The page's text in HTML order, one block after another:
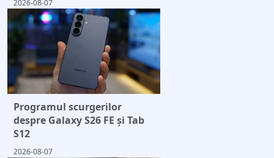
2026-08-07
Programul scurgerilor
despre Galaxy S26 FE și Tab
S12
2026-08-07